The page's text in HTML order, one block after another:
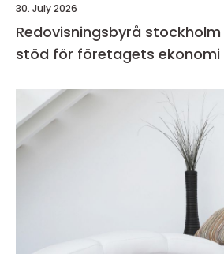
30. July 2026
Redovisningsbyrå stockholm så väljer du rätt
stöd för företagets ekonomi